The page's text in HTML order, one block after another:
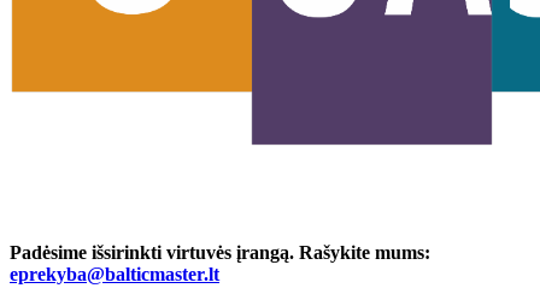
Padėsime išsirinkti virtuvės įrangą. Rašykite mums:
eprekyba@balticmaster.lt